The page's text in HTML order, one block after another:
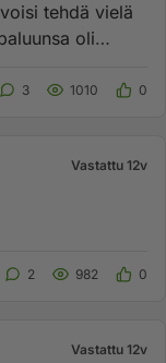
tehdä vielä
oli
3 1010 0
Vastattu 12v
2 982 0
Vastattu 12v